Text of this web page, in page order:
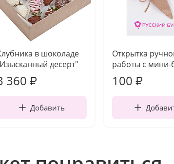
в шоколаде
десерт"
360 ₽
Добавить
Открытка
работы с мини-
100 ₽